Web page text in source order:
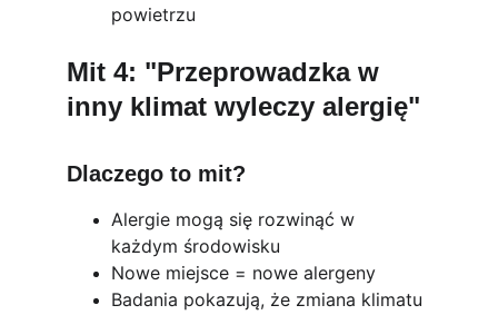
powietrzu
Mit 4: "Przeprowadzka w
inny klimat wyleczy alergię"
Dlaczego to mit?
Alergie mogą się rozwinąć w
każdym środowisku
Nowe miejsce = nowe alergeny
Badania pokazują, że zmiana klimatu